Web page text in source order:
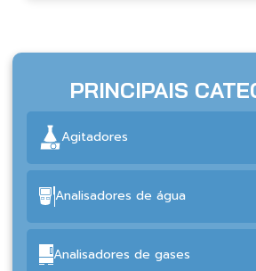
PRINCIPAIS
Agitadores
Analisadores de água
Analisadores de gases